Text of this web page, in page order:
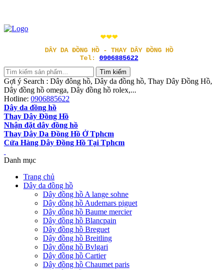
❤❤❤
DÂY DA ĐỒNG HỒ - THAY DÂY ĐỒNG HỒ
Tel: 0906885622
Gợi ý Search : Dây đông hồ, Dây da đồng hồ, Thay Dây Đồng Hồ,
Dây đồng hồ omega, Dây đồng hồ rolex,...
Hotline: 0906885622
Dây da đồng hồ
Thay Dây Đồng Hồ
Nhận đặt dây đồng hồ
Thay Dây Da Đồng Hồ Ở Tphcm
Cửa Hàng Dây Đồng Hồ Tại Tphcm
Danh mục
Trang chủ
Dây da đồng hồ
Dây đồng hồ A lange sohne
Dây đồng hồ Audemars piguet
Dây đồng hồ Baume mercier
Dây đồng hồ Blancpain
Dây đồng hồ Breguet
Dây đồng hồ Breitling
Dây đồng hồ Bvlgari
Dây đồng hồ Cartier
Dây đồng hồ Chaumet paris